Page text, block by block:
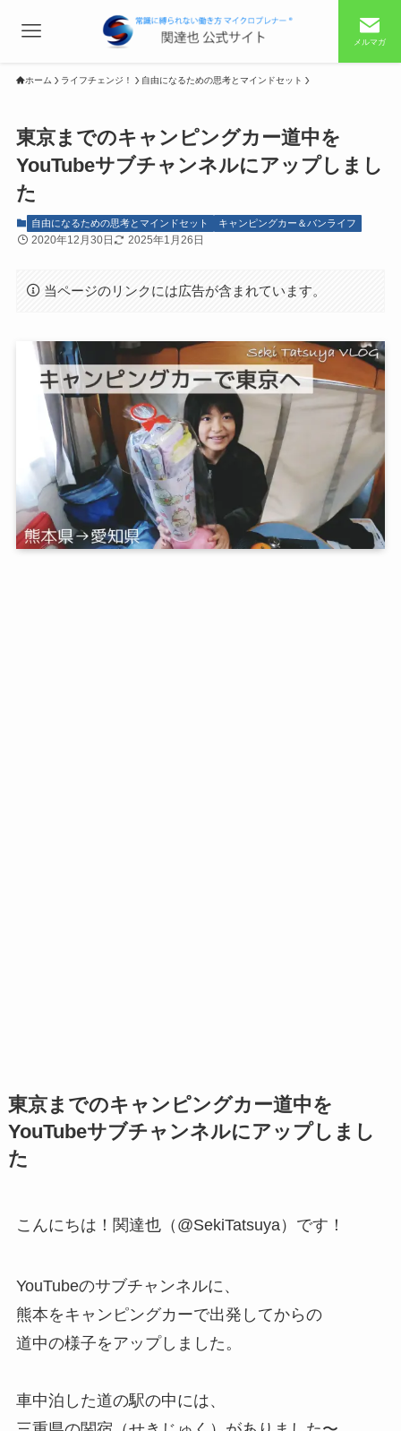
メルマガ
ホーム ライフチェンジ！ 自由になるための思考とマインドセット
東京までのキャンピングカー道中を
YouTubeサブチャンネルにアップしまし
た
自由になるための思考とマインドセット キャンピングカー＆バンライフ
2020年12月30日 2025年1月26日
当ページのリンクには広告が含まれています。
東京までのキャンピングカー道中を
YouTubeサブチャンネルにアップしまし
た
こんにちは！関達也（@SekiTatsuya）です！
YouTubeのサブチャンネルに、
熊本をキャンピングカーで出発してからの
道中の様子をアップしました。
車中泊した道の駅の中には、